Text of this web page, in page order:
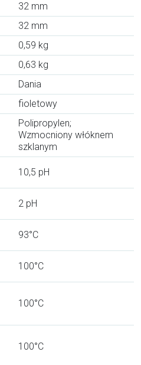
32 mm
32 mm
0,59 kg
0,63 kg
Dania
fioletowy
Polipropylen;
Wzmocniony włóknem
szklanym
10,5 pH
2 pH
93°C
100°C
100°C
100°C